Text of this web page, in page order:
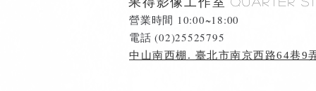
營業時間 10:00~18:00
​電話 (02)25525795
中山南西棚. 臺北市南京西路64巷9